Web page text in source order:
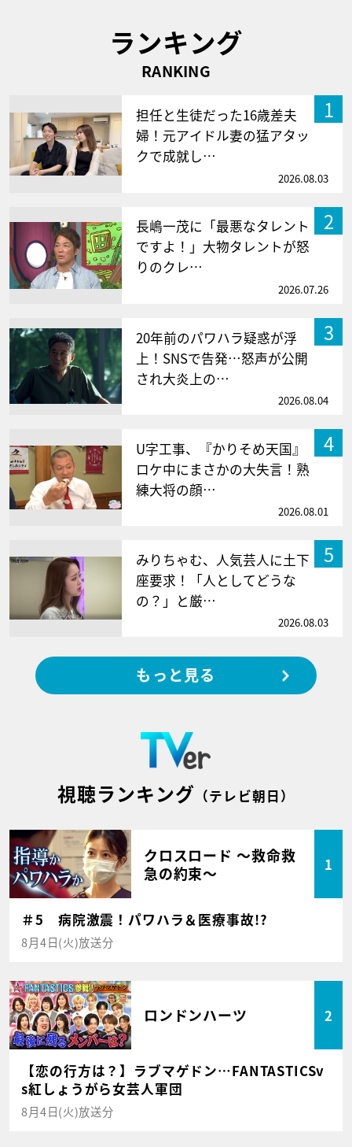
ランキング
RANKING
1
担任と生徒だった16歳差夫
婦！元アイドル妻の猛アタッ
クで成就し…
2026.08.03
2
長嶋一茂に「最悪なタレント
ですよ！」大物タレントが怒
りのクレ…
2026.07.26
3
20年前のパワハラ疑惑が浮
上！SNSで告発…怒声が公開
され大炎上の…
2026.08.04
4
U字工事、『かりそめ天国』
ロケ中にまさかの大失言！熟
練大将の顔…
2026.08.01
5
みりちゃむ、人気芸人に土下
座要求！「人としてどうな
の？」と厳…
2026.08.03
もっと見る
視聴ランキング （テレビ朝日）
クロスロード ～救命救
急の約束～
1
＃5 病院激震！パワハラ＆医療事故!?
8月4日(火)放送分
ロンドンハーツ 2
【恋の行方は？】ラブマゲドン…FANTASTICSv
s紅しょうがら女芸人軍団
8月4日(火)放送分